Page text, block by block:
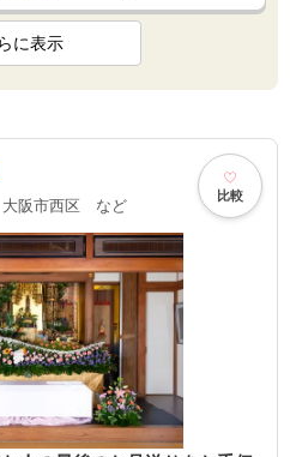
に表示
阪市西区 など 比較